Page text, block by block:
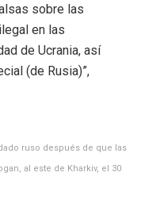
sobre las
en las
de Ucrania, así
(de Rusia)”,
ruso después de que las
al este de Kharkiv, el 30